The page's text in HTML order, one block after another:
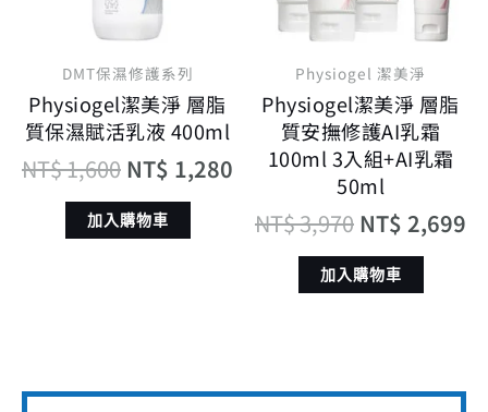
DMT保濕修護系列
Physiogel潔美淨 層脂
質保濕賦活乳液 400ml
NT$1,600 NT$ 1,280
加入購物車
Physiogel 潔美淨
Physiogel潔美淨 層脂
質安撫修護AI乳霜
100ml 3入組+AI乳霜
50ml
NT$3,970 NT$ 2,699
加入購物車